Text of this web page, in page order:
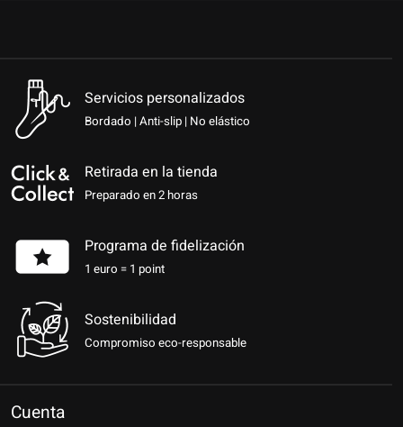
Servicios personalizados
Bordado | Anti-slip | No elástico
Retirada en la tienda
Preparado en 2 horas
Programa de fidelización
1 euro = 1 point
Sostenibilidad
Compromiso eco-responsable
Cuenta